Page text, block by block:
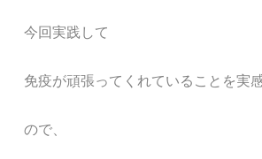
今回実践して
免疫が頑張ってくれていることを実
ので、